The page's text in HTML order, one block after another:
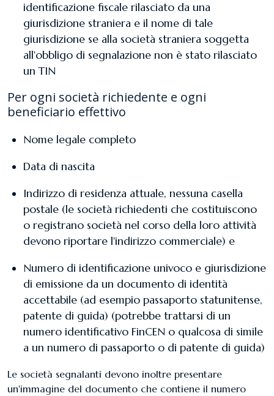
identificazione fiscale rilasciato da una
giurisdizione straniera e il nome di tale
giurisdizione se alla società straniera soggetta
all'obbligo di segnalazione non è stato rilasciato
un TIN
Per ogni società richiedente e ogni
beneficiario effettivo
​Nome legale completo
Data di nascita
Indirizzo di residenza attuale, nessuna casella
postale (le società richiedenti che costituiscono
o registrano società nel corso della loro attività
devono riportare l'indirizzo commerciale) e
Numero di identificazione univoco e giurisdizione
di emissione da un documento di identità
accettabile (ad esempio passaporto statunitense,
patente di guida) (potrebbe trattarsi di un
numero identificativo FinCEN o qualcosa di simile
a un numero di passaporto o di patente di guida)
​​Le società segnalanti devono inoltre presentare
un'immagine del documento che contiene il numero